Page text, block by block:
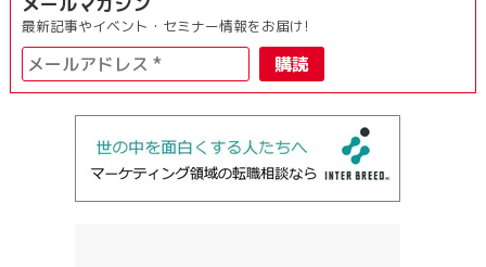
最新記事やイベント・セミナー情報をお届け!